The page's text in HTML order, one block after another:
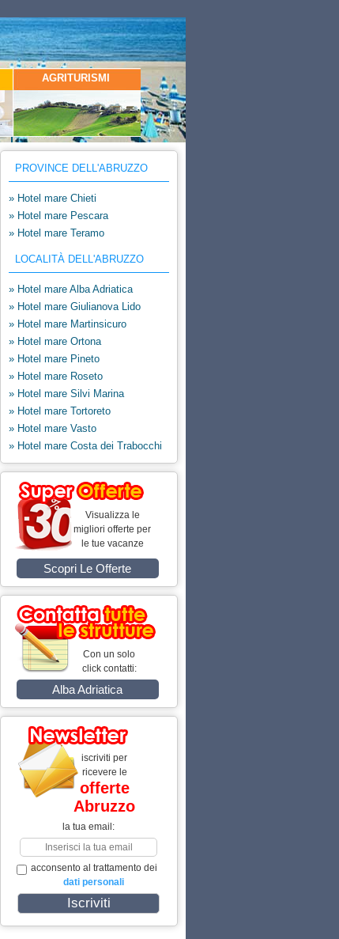
AGRITURISMI
PROVINCE DELL'ABRUZZO
» Hotel mare Chieti
» Hotel mare Pescara
» Hotel mare Teramo
LOCALITÀ DELL'ABRUZZO
» Hotel mare Alba Adriatica
» Hotel mare Giulianova Lido
» Hotel mare Martinsicuro
» Hotel mare Ortona
» Hotel mare Pineto
» Hotel mare Roseto
» Hotel mare Silvi Marina
» Hotel mare Tortoreto
» Hotel mare Vasto
» Hotel mare Costa dei Trabocchi
Visualizza le
migliori offerte per
le tue vacanze
Scopri Le Offerte
Con un solo
click contatti:
Alba Adriatica
iscriviti per
ricevere le
offerte
Abruzzo
la tua email:
acconsento al trattamento dei
dati personali